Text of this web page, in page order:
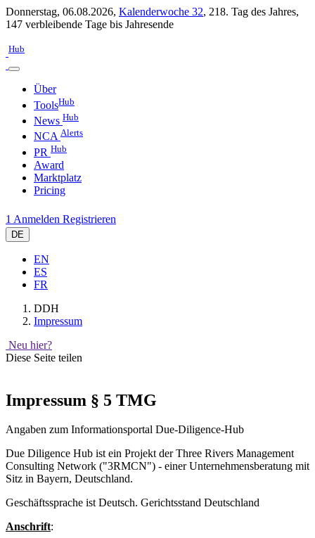
Donnerstag, 06.08.2026, Kalenderwoche 32, 218. Tag des Jahres,
147 verbleibende Tage bis Jahresende
Hub
Über
ToolsHub
News Hub
NCA Alerts
PR Hub
Award
Marktplatz
Pricing
1 Anmelden Registrieren
DE
EN
ES
FR
DDH
Impressum
Neu hier?
Diese Seite teilen
Impressum § 5 TMG
Angaben zum Informationsportal Due-Diligence-Hub
Due Diligence Hub ist ein Projekt der Three Rivers Management
Consulting Network ("3RMCN") - einer Unternehmensberatung mit
Sitz in Bayern, Deutschland.
Geschäftssprache ist Deutsch. Gerichtsstand Deutschland
Anschrift: